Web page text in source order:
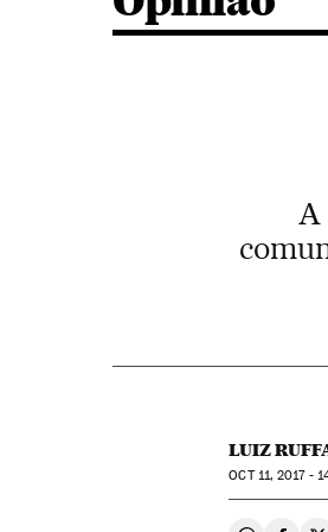
A
LUIZ
OCT11, 2017 -